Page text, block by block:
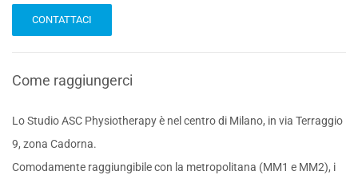
CONTATTACI
Come raggiungerci
Lo Studio ASC Physiotherapy è nel centro di Milano, in via Terraggio
9, zona Cadorna.
Comodamente raggiungibile con la metropolitana (MM1 e MM2), i